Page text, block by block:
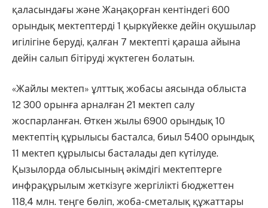
қаласындағы және Жаңақорған кентіндегі 600
орындық мектептерді 1 қыркүйекке дейін оқушылар
игілігіне беруді, қалған 7 мектепті қараша айына
дейін салып бітіруді жүктеген болатын.
«Жайлы мектеп» ұлттық жобасы аясында облыста
12 300 орынға арналған 21 мектеп салу
жоспарланған. Өткен жылы 6900 орындық 10
мектептің құрылысы басталса, биыл 5400 орындық
11 мектеп құрылысы басталады деп күтілуде.
Қызылорда облысының әкімдігі мектептерге
инфрақұрылым жеткізуге жергілікті бюджеттен
118,4 млн. теңге бөліп, жоба-сметалық құжаттары